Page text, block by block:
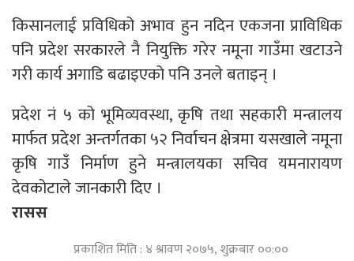
किसानलाई प्रविधिको अभाव हुन नदिन एकजना प्राविधिक
पनि प्रदेश सरकारले नै नियुक्ति गरेर नमूना गाउँमा खटाउने
गरी कार्य अगाडि बढाइएको पनि उनले बताइन् ।
प्रदेश नं ५ को भूमिव्यवस्था, कृषि तथा सहकारी मन्त्रालय
मार्फत प्रदेश अन्तर्गतका ५२ निर्वाचन क्षेत्रमा यसखाले नमूना
कृषि गाउँ निर्माण हुने मन्त्रालयका सचिव यमनारायण
देवकोटाले जानकारी दिए ।
रासस
प्रकाशित मिति : ४ श्रावण २०७५, शुक्रबार ००:००